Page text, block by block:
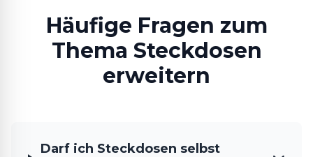
Häufige Fragen zum
Thema Steckdosen
erweitern
Darf ich Steckdosen selbst